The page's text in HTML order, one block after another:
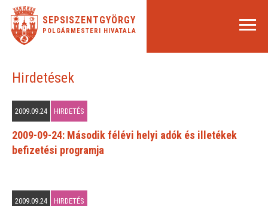
SEPSISZENTGYÖRGY
POLGÁRMESTERI HIVATALA
Hirdetések
2009.09.24 HIRDETÉS
2009-09-24: Második félévi helyi adók és illetékek
befizetési programja
2009.09.24 HIRDETÉS